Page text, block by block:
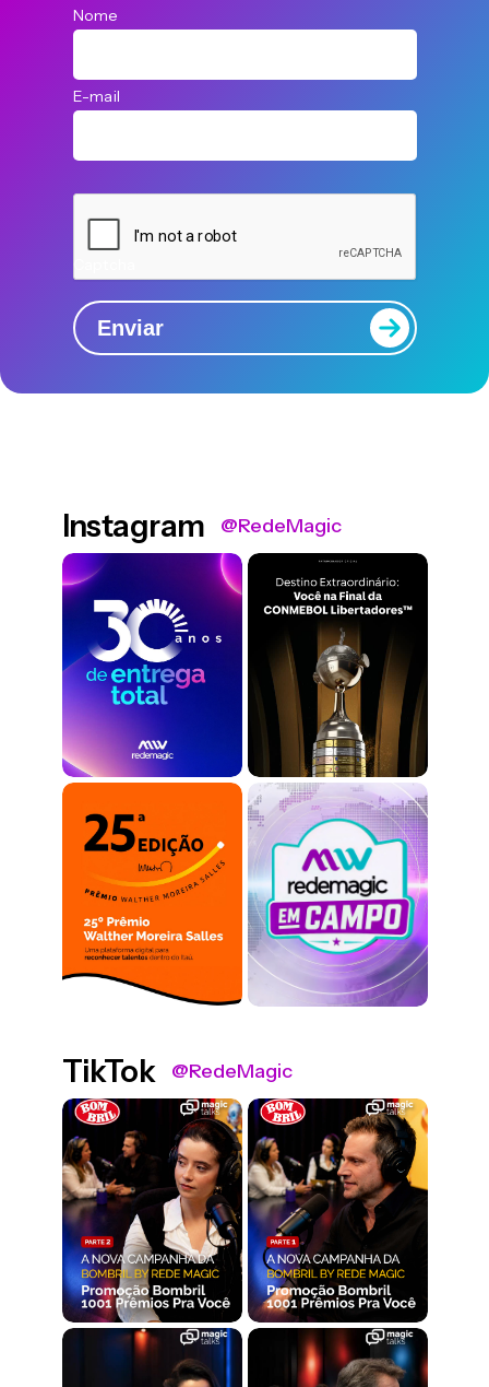
Nome
E-mail
Enviar
Instagram @RedeMagic
TikTok @RedeMagic